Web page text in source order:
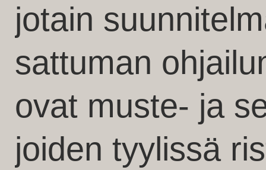
jotain
sattuman
ovat muste- ja
joiden tyylissä